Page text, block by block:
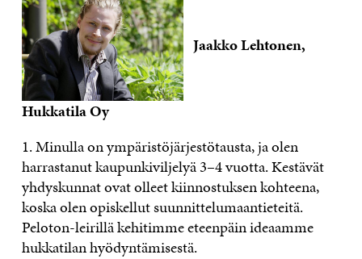
Jaakko Lehtonen,
Hukkatila Oy
1. Minulla on ympäristöjärjestötausta, ja olen
harrastanut kaupunkiviljelyä 3–4 vuotta. Kestävät
yhdyskunnat ovat olleet kiinnostuksen kohteena,
koska olen opiskellut suunnittelumaantieteitä.
Peloton-leirillä kehitimme eteenpäin ideaamme
hukkatilan hyödyntämisestä.